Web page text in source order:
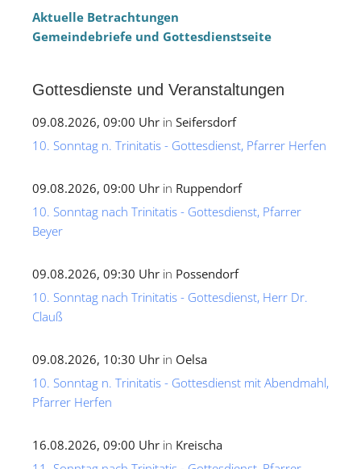
Aktuelle Betrachtungen
Gemeindebriefe und Gottesdienstseite
Gottesdienste und Veranstaltungen
09.08.2026, 09:00 Uhr in Seifersdorf
10. Sonntag n. Trinitatis - Gottesdienst, Pfarrer Herfen
09.08.2026, 09:00 Uhr in Ruppendorf
10. Sonntag nach Trinitatis - Gottesdienst, Pfarrer
Beyer
09.08.2026, 09:30 Uhr in Possendorf
10. Sonntag nach Trinitatis - Gottesdienst, Herr Dr.
Clauß
09.08.2026, 10:30 Uhr in Oelsa
10. Sonntag n. Trinitatis - Gottesdienst mit Abendmahl,
Pfarrer Herfen
16.08.2026, 09:00 Uhr in Kreischa